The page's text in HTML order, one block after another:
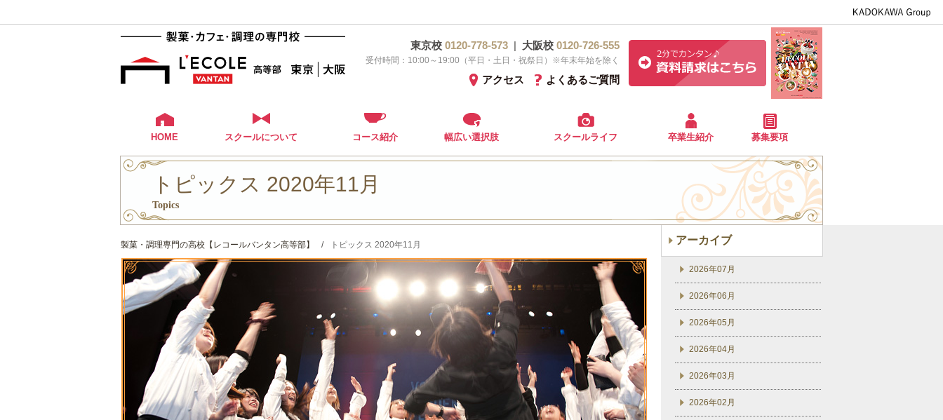
東京校 0120-778-573 | 大阪校 0120-726-555
受付時間：10:00～19:00（平日・土日・祝祭日）※年末年始を除く
よくあるご質問
アクセス
HOME スクールについて コース紹介 幅広い選択肢 スクールライフ 卒業生紹介 募集要項
トピックス 2020年11月
Topics
製菓・調理専門の高校【レコールバンタン高等部】 / トピックス 2020年11月 アーカイブ
2026年07月
2026年06月
2026年05月
2026年04月
2026年03月
2026年02月